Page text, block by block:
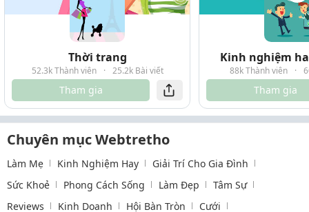
Thời trang
52.3k Thành viên · 25.2k Bài viết
Tham gia
Kinh nghiệm
88k Thành viên ·
Tham gia
Chuyên mục Webtretho
Làm Mẹ Kinh Nghiệm Hay
Giải Trí Cho Gia Đình
Sức Khoẻ
Phong Cách Sống Làm Đẹp
Tâm Sự
Reviews
Kinh Doanh Hội Bàn Tròn Cưới